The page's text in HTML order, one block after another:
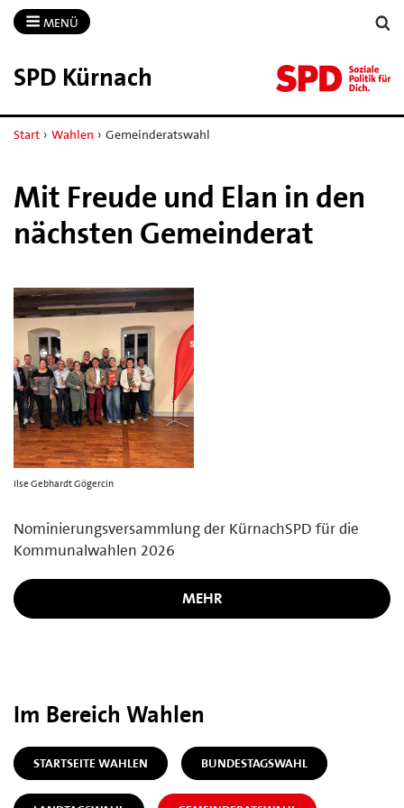
MENÜ
SPD Kürnach
Start › Wahlen › Gemeinderatswahl
Mit Freude und Elan in den
nächsten Gemeinderat
Ilse Gebhardt Gögercin
Nominierungsversammlung der KürnachSPD für die
Kommunalwahlen 2026
MEHR
Im Bereich Wahlen
STARTSEITE WAHLEN BUNDESTAGSWAHL